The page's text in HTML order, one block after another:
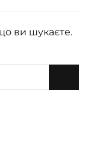
ви шукаєте.